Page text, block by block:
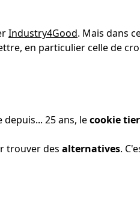
Industry4Good. Mais dans
en particulier celle de
25 ans, lecookie
trouver des alternatives.